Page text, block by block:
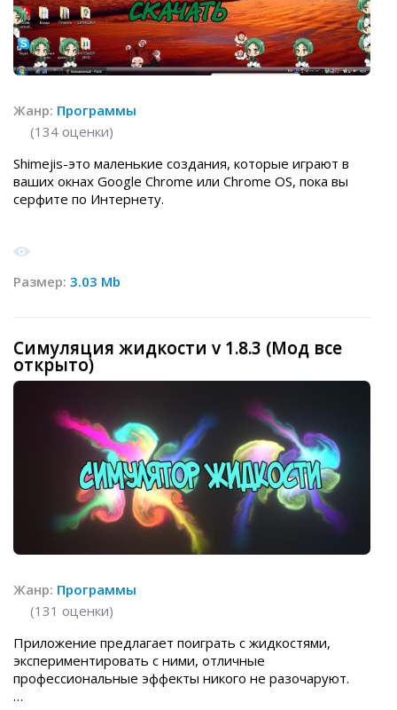
Жанр: Программы
(134 оценки)
Shimejis-это маленькие создания, которые играют в
ваших окнах Google Chrome или Chrome OS, пока вы
серфите по Интернету.
Размер: 3.03 Mb
Симуляция жидкости v 1.8.3 (Мод все
открыто)
Жанр: Программы
(131 оценки)
Приложение предлагает поиграть с жидкостями,
экспериментировать с ними, отличные
профессиональные эффекты никого не разочаруют.